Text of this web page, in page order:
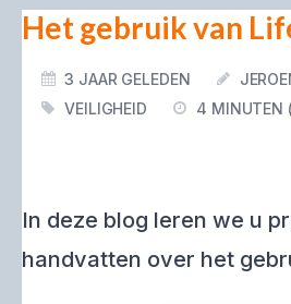
Het gebruik van
3 JAAR GELEDEN
VEILIGHEID
4 MINUTEN
In deze blog leren we u
handvatten over het